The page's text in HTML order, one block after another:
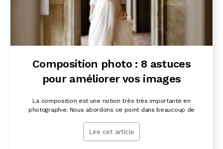
Composition photo : 8 astuces
pour améliorer vos images
La composition est une notion très très importante en
photographie. Nous abordons ce point dans beaucoup de
Lire cet article